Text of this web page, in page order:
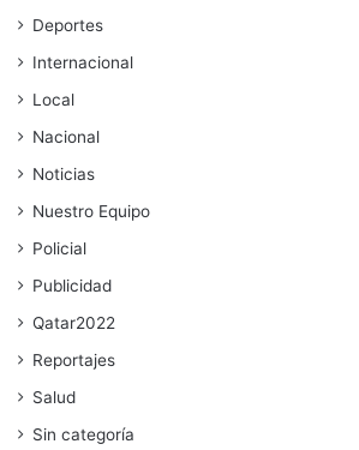
Deportes
Internacional
Local
Nacional
Noticias
Nuestro Equipo
Policial
Publicidad
Qatar2022
Reportajes
Salud
Sin categoría